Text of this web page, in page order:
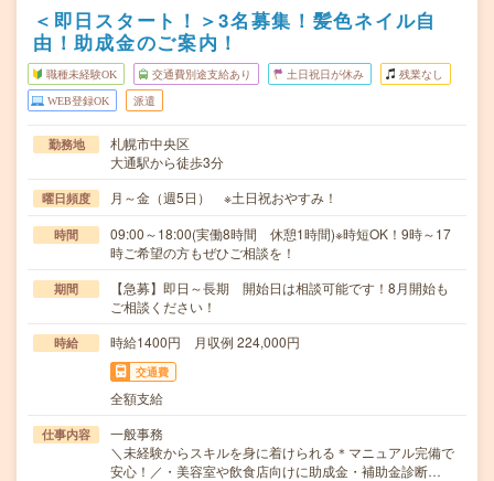
＜即日スタート！＞3名募集！髪色ネイル自
由！助成金のご案内！
職種未経験OK 交通費別途支給あり 土日祝日が休み 残業なし
WEB登録OK 派遣
勤務地
札幌市中央区
大通駅から徒歩3分
曜日頻度 月～金（週5日） ※土日祝おやすみ！
時間
09:00～18:00(実働8時間 休憩1時間)※時短OK！9時～17
時ご希望の方もぜひご相談を！
期間
【急募】即日～長期 開始日は相談可能です！8月開始も
ご相談ください！
時給 時給1400円 月収例 224,000円
交通費
全額支給
仕事内容
一般事務
＼未経験からスキルを身に着けられる＊マニュアル完備で
安心！／・美容室や飲食店向けに助成金・補助金診断…